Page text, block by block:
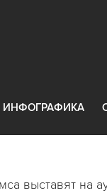
ИНФОГРАФИКА
выставят на